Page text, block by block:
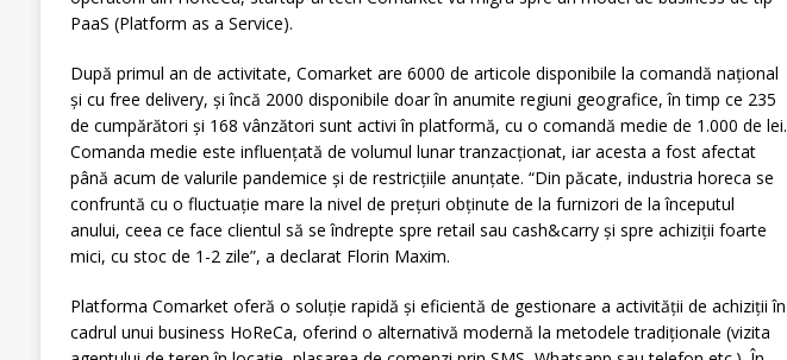
PaaS (Platform as a Service).
După primul an de activitate, Comarket are 6000 de articole disponibile la comandă național
și cu free delivery, și încă 2000 disponibile doar în anumite regiuni geografice, în timp ce 235
de cumpărători și 168 vânzători sunt activi în platformă, cu o comandă medie de 1.000 de lei.
Comanda medie este influențată de volumul lunar tranzacționat, iar acesta a fost afectat
până acum de valurile pandemice și de restricțiile anunțate. “Din păcate, industria horeca se
confruntă cu o fluctuație mare la nivel de prețuri obținute de la furnizori de la începutul
anului, ceea ce face clientul să se îndrepte spre retail sau cash&carry și spre achiziții foarte
mici, cu stoc de 1-2 zile”, a declarat Florin Maxim.
Platforma Comarket oferă o soluție rapidă și eficientă de gestionare a activității de achiziții în
cadrul unui business HoReCa, oferind o alternativă modernă la metodele tradiționale (vizita